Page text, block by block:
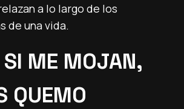
a lo largo de los
de una vida.
SI ME MOJAN,
QUEMO